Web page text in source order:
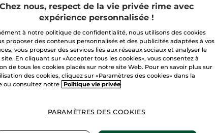
EN BELGIQUE ET
Chez nous, respect de la vie privée rime avec
expérience personnalisée !
à notre politique de confidentialité, nous utilisons des cookies
proposer des contenus personnalisés et des publicités adaptées à vos
vous proposer des services liés aux réseaux sociaux et analyser le
En cliquant sur «Accepter tous les cookies», vous consentez à
de tous les cookies placés sur notre site Web. Pour en savoir plus sur
des cookies, cliquez sur «Paramètres des cookies» dans la
ou consultez notre
Politique vie privée
PARAMÈTRES DES COOKIES